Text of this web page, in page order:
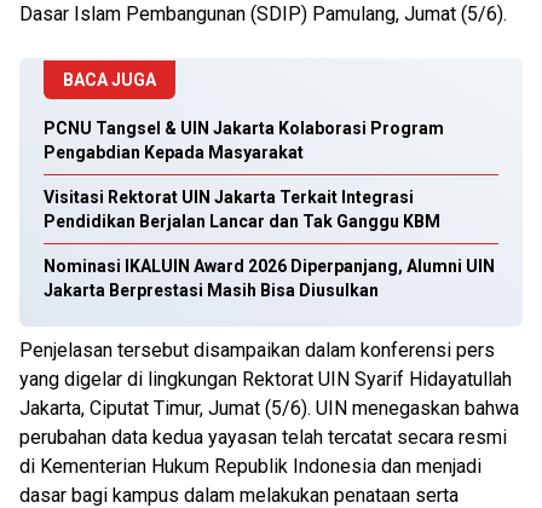
Dasar Islam Pembangunan (SDIP) Pamulang, Jumat (5/6).
BACA JUGA
PCNU Tangsel & UIN Jakarta Kolaborasi Program
Pengabdian Kepada Masyarakat
Visitasi Rektorat UIN Jakarta Terkait Integrasi
Pendidikan Berjalan Lancar dan Tak Ganggu KBM
Nominasi IKALUIN Award 2026 Diperpanjang, Alumni UIN
Jakarta Berprestasi Masih Bisa Diusulkan
Penjelasan tersebut disampaikan dalam konferensi pers
yang digelar di lingkungan Rektorat UIN Syarif Hidayatullah
Jakarta, Ciputat Timur, Jumat (5/6). UIN menegaskan bahwa
perubahan data kedua yayasan telah tercatat secara resmi
di Kementerian Hukum Republik Indonesia dan menjadi
dasar bagi kampus dalam melakukan penataan serta